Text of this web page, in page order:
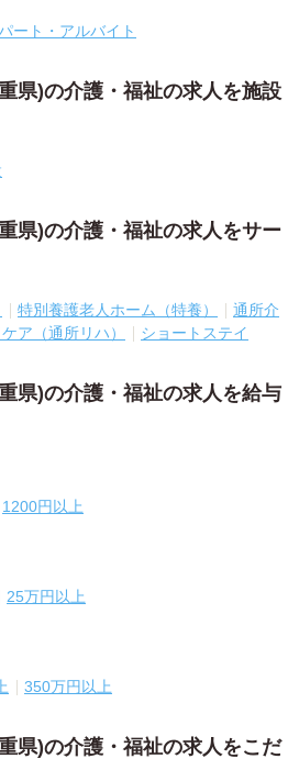
ート・アルバイト
県)の介護・福祉の求人を施設
県)の介護・福祉の求人をサー
特別養護老人ホーム（特養）
通所介
ア（通所リハ） ショートステイ
県)の介護・福祉の求人を給与
1200円以上
25万円以上
350万円以上
県)の介護・福祉の求人をこだ